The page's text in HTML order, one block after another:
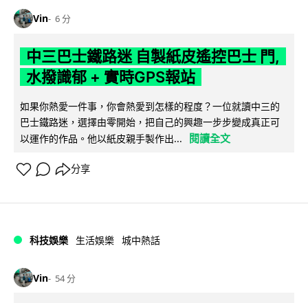
Vin 6 分
中三巴士鐵路迷 自製紙皮遙控巴士 門,
水撥識郁 + 實時GPS報站
如果你熱愛一件事，你會熱愛到怎樣的程度？一位就讀中三的
巴士鐵路迷，選擇由零開始，把自己的興趣一步步變成真正可
以運作的作品。他以紙皮親手製作出...
閱讀全文
分享
科技娛樂 生活娛樂 城中熱話
Vin 54 分